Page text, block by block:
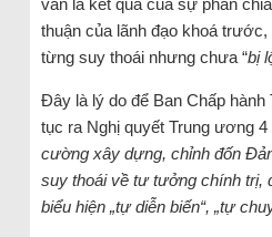
vẫn là kết quả của sự phân
thuận của lãnh đạo khoá
từng suy thoái nhưng chưa “bị
Đây là lý do để Ban Chấp
tục ra Nghị quyết Trung ương 4
cường xây dựng, chỉnh đốn
suy thoái về tư tưởng chính trị,
biểu hiện „tự diễn biến“, „tự